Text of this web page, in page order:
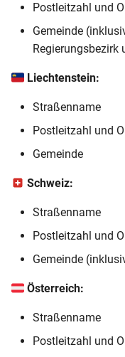
t
Reguläre Ausdrücke
Volltextsuche
Postleitzahl und
Gemeinde
Regierungsbezirk
Liechtenstein:
Straßenname
Postleitzahl und
Gemeinde
Schweiz:
Straßenname
Postleitzahl und
Gemeinde
Österreich:
Straßenname
Postleitzahl und